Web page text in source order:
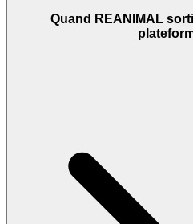
Quand REANIMAL